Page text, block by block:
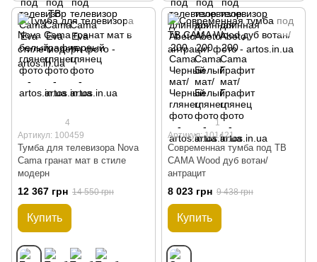
4
Артикул: 100459
Тумба для телевизора Nova
Cama гранат мат в стиле
модерн
12 367 грн 14 550 грн
Купить
1
Артикул: 101421
Современная тумба под ТВ
CAMA Wood дуб вотан/
антрацит
8 023 грн 9 438 грн
Купить